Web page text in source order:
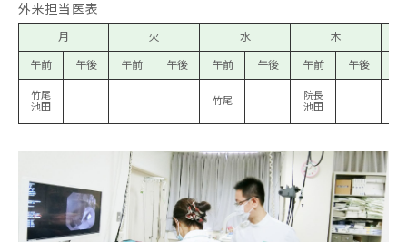
外来担当医表
月 火 水 木
午前 午後 午前 午後 午前 午後 午前 午後
竹尾
池田
竹尾
院長
池田